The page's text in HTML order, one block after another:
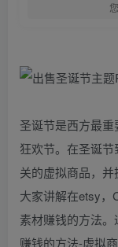
圣诞节是西方最
狂欢节。在圣诞
关的虚拟商品，
大家讲解在etsy，
素材赚钱的方法
赚钱的方法-虚拟